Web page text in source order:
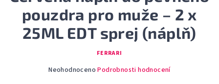
pouzdra pro muže – 2 x
25ML EDT sprej (náplň)
FERRARI
Průměrné
Neohodnoceno Podrobnosti hodnocení